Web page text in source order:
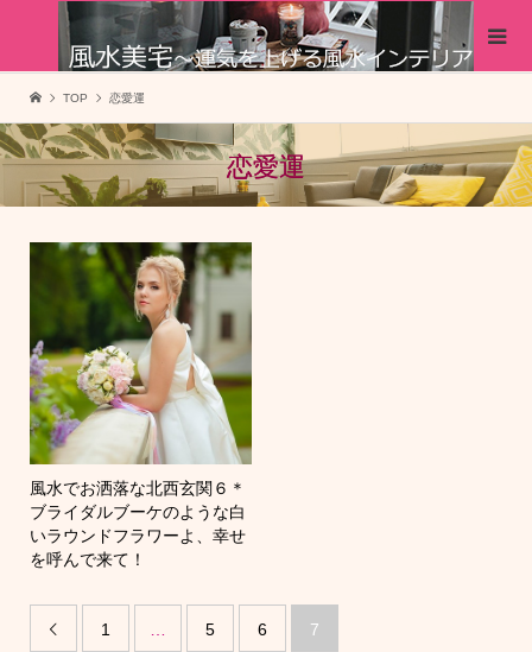
TOP 恋愛運
恋愛運
風水でお洒落な北西玄関６＊
ブライダルブーケのような白
いラウンドフラワーよ、幸せ
を呼んで来て！
 1 5 6 7